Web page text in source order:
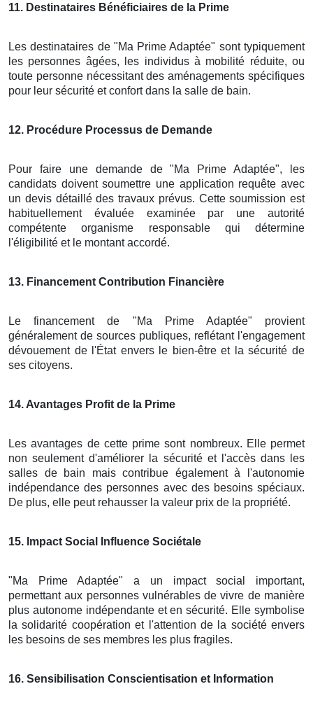
11. Destinataires Bénéficiaires de la Prime
Les destinataires de "Ma Prime Adaptée" sont typiquement
les personnes âgées, les individus à mobilité réduite, ou
toute personne nécessitant des aménagements spécifiques
pour leur sécurité et confort dans la salle de bain.
12. Procédure Processus de Demande
Pour faire une demande de "Ma Prime Adaptée", les
candidats doivent soumettre une application requête avec
un devis détaillé des travaux prévus. Cette soumission est
habituellement évaluée examinée par une autorité
compétente organisme responsable qui détermine
l'éligibilité et le montant accordé.
13. Financement Contribution Financière
Le financement de "Ma Prime Adaptée" provient
généralement de sources publiques, reflétant l'engagement
dévouement de l'État envers le bien-être et la sécurité de
ses citoyens.
14. Avantages Profit de la Prime
Les avantages de cette prime sont nombreux. Elle permet
non seulement d'améliorer la sécurité et l'accès dans les
salles de bain mais contribue également à l'autonomie
indépendance des personnes avec des besoins spéciaux.
De plus, elle peut rehausser la valeur prix de la propriété.
15. Impact Social Influence Sociétale
"Ma Prime Adaptée" a un impact social important,
permettant aux personnes vulnérables de vivre de manière
plus autonome indépendante et en sécurité. Elle symbolise
la solidarité coopération et l'attention de la société envers
les besoins de ses membres les plus fragiles.
16. Sensibilisation Conscientisation et Information